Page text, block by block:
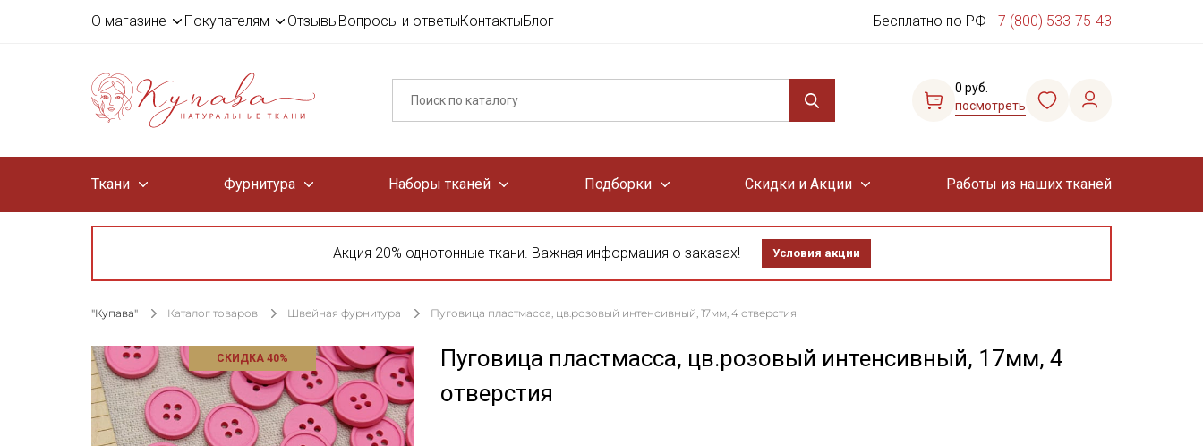
О магазине Покупателям ОтзывыВопросы и ответыКонтактыБлог Бесплатно по РФ +7 (800) 533-75-43
0 руб.
посмотреть
Ткани Фурнитура Наборы тканей Подборки Скидки и Акции Работы из наших тканей
Акция 20% однотонные ткани. Важная информация о заказах! Условия акции
"Купава" Каталог товаров Швейная фурнитура Пуговица пластмасса, цв.розовый интенсивный, 17мм, 4 отверстия
СКИДКА 40%
Пуговица пластмасса, цв.розовый интенсивный, 17мм, 4
отверстия